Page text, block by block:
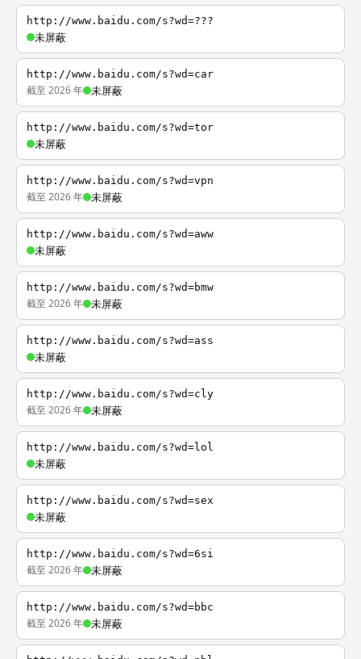
http://www.baidu.com/s?wd=???
未屏蔽
http://www.baidu.com/s?wd=car
截至 2026 年 未屏蔽
http://www.baidu.com/s?wd=tor
未屏蔽
http://www.baidu.com/s?wd=vpn
截至 2026 年 未屏蔽
http://www.baidu.com/s?wd=aww
未屏蔽
http://www.baidu.com/s?wd=bmw
截至 2026 年 未屏蔽
http://www.baidu.com/s?wd=ass
未屏蔽
http://www.baidu.com/s?wd=cly
截至 2026 年 未屏蔽
http://www.baidu.com/s?wd=lol
未屏蔽
http://www.baidu.com/s?wd=sex
未屏蔽
http://www.baidu.com/s?wd=6si
截至 2026 年 未屏蔽
http://www.baidu.com/s?wd=bbc
截至 2026 年 未屏蔽